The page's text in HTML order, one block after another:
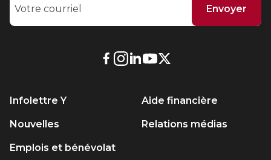
Envoyer
Lien
s’ouvrira
Lien
site.
Lien
site.
Lien
site.
Cet
site.
Infolettre Y
Nouvelles
Emplois et bénévolat
Aide financière
Relations médias